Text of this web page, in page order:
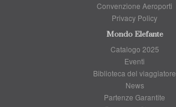
Convenzione Aeroporti
Privacy Policy
Mondo Elefante
Catalogo 2025
Eventi
Biblioteca del viaggiatore
News
Partenze Garantite